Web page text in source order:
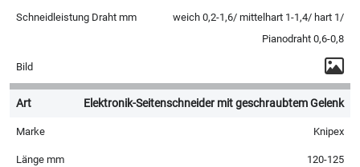
weich 0,2-1,6/ mittelhart 1-1,4/ hart 1/
Pianodraht 0,6-0,8
Elektronik-Seitenschneider mit geschraubtem Gelenk
Knipex
120-125